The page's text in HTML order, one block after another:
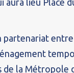
lieu Place
partenariat entre
de la Métropole